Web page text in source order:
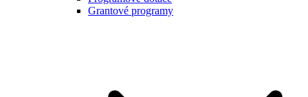
Grantové programy